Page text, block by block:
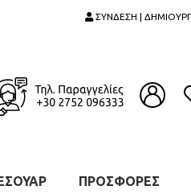
ΣΥΝΔΕΣΗ |
ΠΡΟΣΦΟΡΕΣ